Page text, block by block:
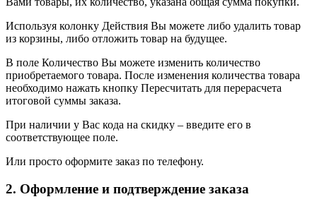
Используя колонку Действия Вы можете либо удалить товар
из корзины, либо отложить товар на будущее.
В поле Количество Вы можете изменить количество
приобретаемого товара. После изменения количества товара
необходимо нажать кнопку Пересчитать для перерасчета
итоговой суммы заказа.
При наличии у Вас кода на скидку – введите его в
соответствующее поле.
Или просто оформите заказ по телефону.
2. Оформление и подтверждение заказа